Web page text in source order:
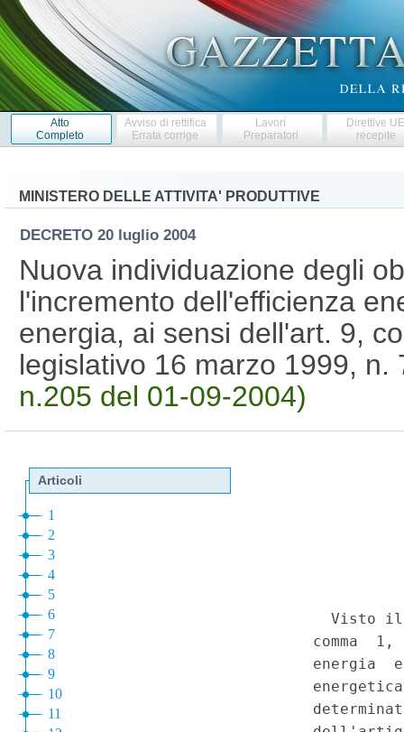
Atto
Completo
Avviso di rettifica
Errata corrige
Lavori
Preparatori
Direttive
recepite
MINISTERO DELLE ATTIVITA' PRODUTTIVE
DECRETO 20 luglio 2004
Nuova individuazione degli
l'incremento dell'efficienza
energia, ai sensi dell'art. 9,
legislativo 16 marzo 1999, n.
n.205 del 01-09-2004)